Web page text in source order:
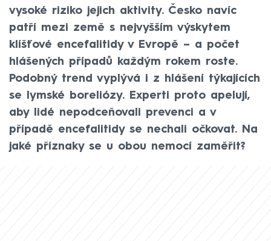
vysoké riziko jejich aktivity. Česko navíc
patří mezi země s nejvyšším výskytem
klíšťové encefalitidy v Evropě – a počet
hlášených případů každým rokem roste.
Podobný trend vyplývá i z hlášení týkajících
se lymské boreliózy. Experti proto apelují,
aby lidé nepodceňovali prevenci a v
případě encefalitidy se nechali očkovat. Na
jaké příznaky se u obou nemocí zaměřit?